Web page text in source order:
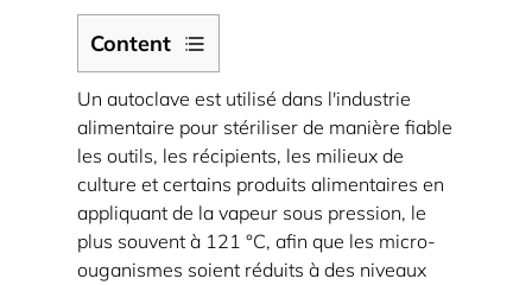
Content
1
Comment
les
autoclaves
créent
une
stérilisation
Un autoclave est utilisé dans l'industrie
alimentaire pour stériliser de manière fiable
les outils, les récipients, les milieux de
culture et certains produits alimentaires en
appliquant de la vapeur sous pression, le
plus souvent à 121 °C, afin que les micro-
ouganismes soient réduits à des niveaux